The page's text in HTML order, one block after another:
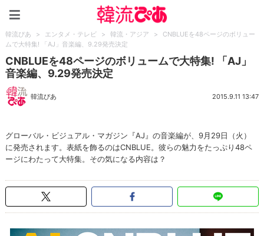
韓流ぴあ > エンタメ・テレビ > 韓流・アジア >
CNBLUEを48ページのボリュー
ムで大特集! 「AJ」音楽編、9.29発売決定
CNBLUEを48ページのボリュームで大特集! 「AJ」
音楽編、9.29発売決定
韓流ぴあ 2015.9.11 13:47
グローバル・ビジュアル・マガジン『AJ』の音楽編が、9月29日（火）
に発売されます。表紙を飾るのはCNBLUE。彼らの魅力をたっぷり48ペ
ージにわたって大特集。その気になる内容は？